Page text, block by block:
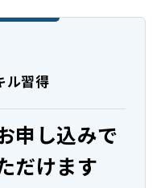
ル習得
申し込みで
だけます